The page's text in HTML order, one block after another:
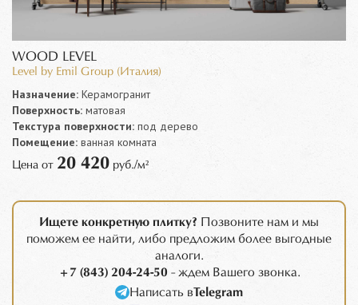
WOOD LEVEL
Level by Emil Group (Италия)
Назначение: Керамогранит
Поверхность: матовая
Текстура поверхности: под дерево
Помещение: ванная комната
Цена от 20 420 руб./м²
Ищете конкретную плитку? Позвоните нам и мы
поможем ее найти, либо предложим более выгодные
аналоги.
+7 (843) 204-24-50 - ждем Вашего звонка.
Написать вTelegram